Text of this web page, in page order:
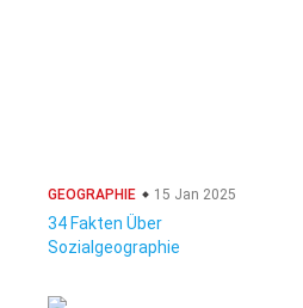
GEOGRAPHIE 15 Jan 2025
34 Fakten Über
Sozialgeographie